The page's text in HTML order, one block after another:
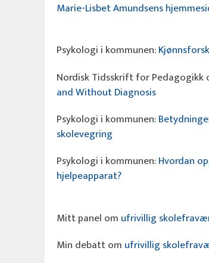
Marie-Lisbet Amundsens
Psykologi i kommunen:
Nordisk Tidsskrift for Pedagogikk
and Without Diagnosis
Psykologi i kommunen:
skolevegring
Psykologi i kommunen:Hvordan
hjelpeapparat?
Mitt panel om ufrivillig
Min debatt om ufrivillig